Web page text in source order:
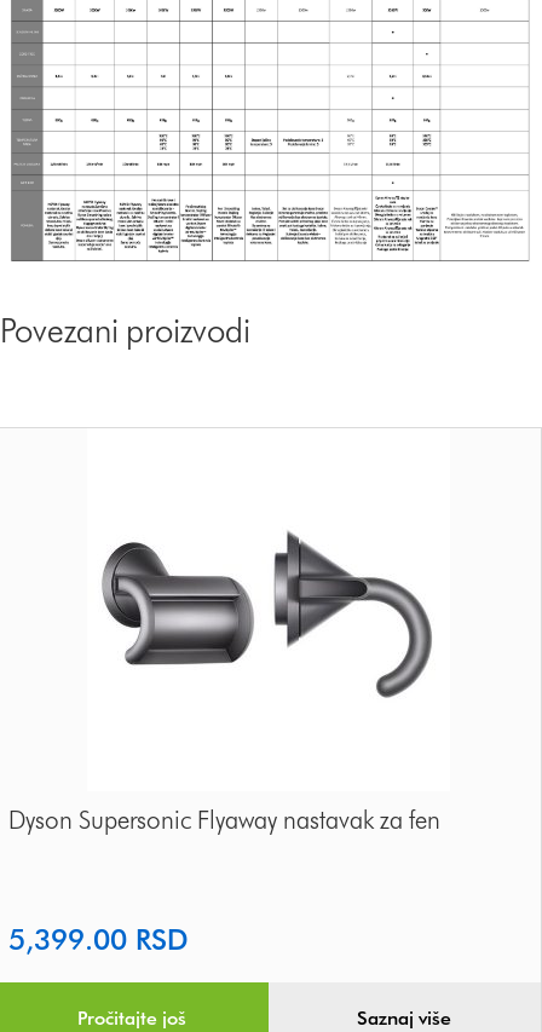
Povezani proizvodi
Dyson Supersonic Flyaway nastavak za fen
5,399.00 RSD
Pročitajte još Saznaj više